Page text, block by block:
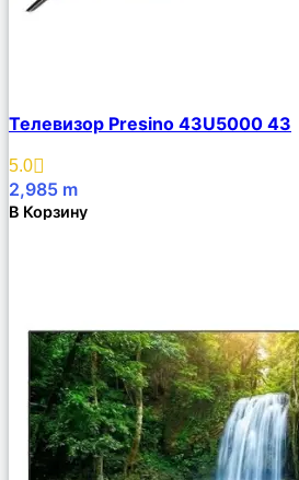
Описание
Избранное
Телевизор Presino 43U5000 43
5.0
2,985 m
В Корзину